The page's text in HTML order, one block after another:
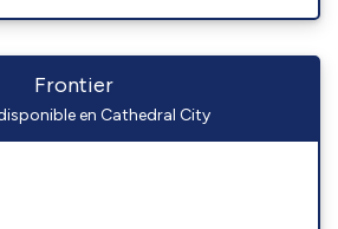
Frontier
en Cathedral City